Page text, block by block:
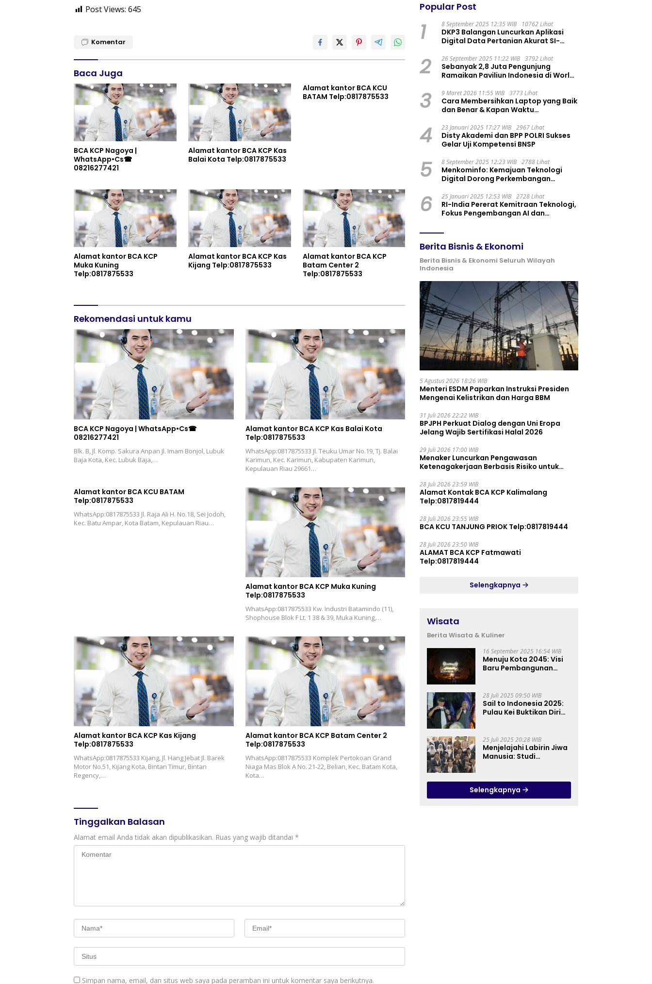
Post Views: 645
Komentar
Baca Juga
BCA KCP Nagoya |
WhatsApp•Cs☎
08216277421
Alamat kantor BCA KCP Kas
Balai Kota Telp:0817875533
Alamat kantor BCA KCU
BATAM Telp:0817875533
Alamat kantor BCA KCP
Muka Kuning
Telp:0817875533
Alamat kantor BCA KCP Kas
Kijang Telp:0817875533
Alamat kantor BCA KCP
Batam Center 2
Telp:0817875533
Rekomendasi untuk kamu
BCA KCP Nagoya | WhatsApp•Cs☎
08216277421
Blk. B, Jl. Komp. Sakura Anpan Jl. Imam Bonjol, Lubuk
Baja Kota, Kec. Lubuk Baja,…
Alamat kantor BCA KCP Kas Balai Kota
Telp:0817875533
WhatsApp:0817875533 Jl. Teuku Umar No.19, Tj. Balai
Karimun, Kec. Karimun, Kabupaten Karimun,
Kepulauan Riau 29661…
Alamat kantor BCA KCU BATAM
Telp:0817875533
WhatsApp:0817875533 Jl. Raja Ali H. No.18, Sei Jodoh,
Kec. Batu Ampar, Kota Batam, Kepulauan Riau…
Alamat kantor BCA KCP Muka Kuning
Telp:0817875533
WhatsApp:0817875533 Kw. Industri Batamindo (11),
Shophouse Blok F Lt. 1 38 & 39, Muka Kuning,…
Alamat kantor BCA KCP Kas Kijang
Telp:0817875533
WhatsApp:0817875533 Kijang, Jl. Hang Jebat Jl. Barek
Motor No.51, Kijang Kota, Bintan Timur, Bintan
Regency,…
Alamat kantor BCA KCP Batam Center 2
Telp:0817875533
WhatsApp:0817875533 Komplek Pertokoan Grand
Niaga Mas Blok A No. 21-22, Belian, Kec. Batam Kota,
Kota…
Tinggalkan Balasan
Alamat email Anda tidak akan dipublikasikan. Ruas yang wajib ditandai *
Simpan nama, email, dan situs web saya pada peramban ini untuk komentar saya berikutnya.
Popular Post
1 8 September 2025 12:35 WIB 10762 Lihat
DKP3 Balangan Luncurkan Aplikasi
Digital Data Pertanian Akurat SI-
2 26 September 2025 11:22 WIB 3792 Lihat
Sebanyak 2,8 Juta Pengunjung
Ramaikan Paviliun Indonesia di World
3 9 Maret 2026 11:55 WIB 3773 Lihat
Cara Membersihkan Laptop yang Baik
dan Benar & Kapan Waktu
4 23 Januari 2025 17:27 WIB 2967 Lihat
Disty Akademi dan BPP POLRI Sukses
Gelar Uji Kompetensi BNSP
5 8 September 2025 12:23 WIB 2788 Lihat
Menkominfo: Kemajuan Teknologi
Digital Dorong Perkembangan
6 25 Januari 2025 12:53 WIB 2728 Lihat
RI-India Pererat Kemitraan Teknologi,
Fokus Pengembangan AI dan
Berita Bisnis & Ekonomi
Berita Bisnis & Ekonomi Seluruh Wilayah
Indonesia
5 Agustus 2026 18:26 WIB
Menteri ESDM Paparkan Instruksi Presiden
Mengenai Kelistrikan dan Harga BBM
31 Juli 2026 22:22 WIB
BPJPH Perkuat Dialog dengan Uni Eropa
Jelang Wajib Sertifikasi Halal 2026
29 Juli 2026 17:00 WIB
Menaker Luncurkan Pengawasan
Ketenagakerjaan Berbasis Risiko untuk
28 Juli 2026 23:59 WIB
Alamat Kontak BCA KCP Kalimalang
Telp:0817819444
28 Juli 2026 23:55 WIB
BCA KCU TANJUNG PRIOK Telp:0817819444
28 Juli 2026 23:50 WIB
ALAMAT BCA KCP Fatmawati
Telp:0817819444
Selengkapnya
Wisata
Berita Wisata & Kuliner
16 September 2025 16:54 WIB
Menuju Kota 2045: Visi
Baru Pembangunan
28 Juli 2025 09:50 WIB
Sail to Indonesia 2025:
Pulau Kei Buktikan Diri
25 Juli 2025 20:28 WIB
Menjelajahi Labirin Jiwa
Manusia: Studi
Pandanaran di RSJ
Grhasia
Selengkapnya